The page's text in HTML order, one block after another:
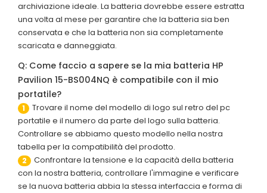
archiviazione ideale. La batteria dovrebbe essere estratta
una volta al mese per garantire che la batteria sia ben
conservata e che la batteria non sia completamente
scaricata e danneggiata.
Q: Come faccio a sapere se la mia batteria HP
Pavilion 15-BS004NQ è compatibile con il mio
portatile?
1
Trovare il nome del modello di logo sul retro del pc
portatile e il numero da parte del logo sulla batteria.
Controllare se abbiamo questo modello nella nostra
tabella per la compatibilità del prodotto.
2
Confrontare la tensione e la capacità della batteria
con la nostra batteria, controllare l'immagine e verificare
se la nuova batteria abbia la stessa interfaccia e forma di